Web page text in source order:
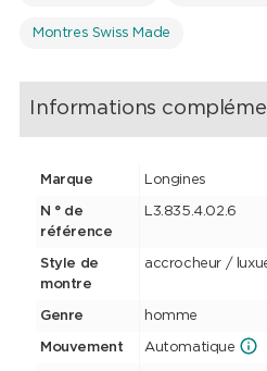
Montres Swiss Made
Informations
Marque Longines
N ° de
référence
L3.835.4.02.6
Style de
montre
accrocheur /
Genre homme
Mouvement Automatique